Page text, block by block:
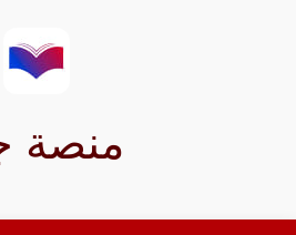
منصة